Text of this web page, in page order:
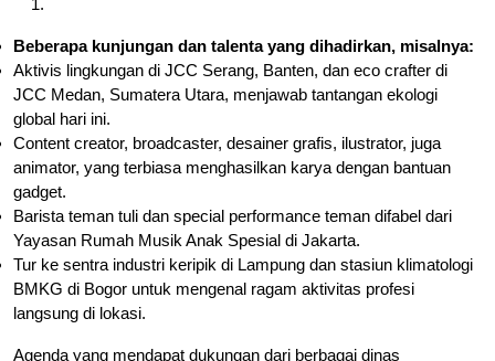
Beberapa kunjungan dan talenta yang dihadirkan, misalnya:
Aktivis lingkungan di JCC Serang, Banten, dan eco crafter di
JCC Medan, Sumatera Utara, menjawab tantangan ekologi
global hari ini.
Content creator, broadcaster, desainer grafis, ilustrator, juga
animator, yang terbiasa menghasilkan karya dengan bantuan
gadget.
Barista teman tuli dan special performance teman difabel dari
Yayasan Rumah Musik Anak Spesial di Jakarta.
Tur ke sentra industri keripik di Lampung dan stasiun klimatologi
BMKG di Bogor untuk mengenal ragam aktivitas profesi
langsung di lokasi.
Agenda yang mendapat dukungan dari berbagai dinas